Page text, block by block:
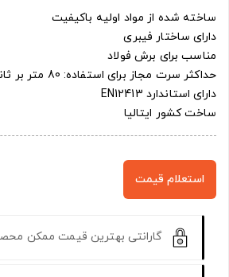
ساخته شده از مواد اولیه باکیفیت
دارای ساختار فیبری
مناسب برای برش فولاد
حداکثر سرت مجاز برای استفاده: 80 متر بر ثانیه
دارای استاندارد EN12413
ساخت کشور ایتالیا
استعلام قیمت
گارانتی بهترین قیمت ممکن